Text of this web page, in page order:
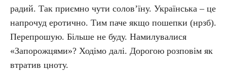
радий. Так приємно чути соло­в’їну. Українська – це
напрочуд еротично. Тим паче якщо пошепки (нрзб).
Перепрошую. Більше не буду. Намилувалися
«Запорожцями»? Ходімо далі. Дорогою розповім як
втратив цноту.